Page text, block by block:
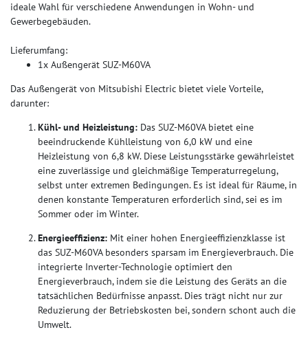
ideale Wahl für verschiedene Anwendungen in Wohn- und
Gewerbegebäuden.
Lieferumfang:
1x Außengerät SUZ-M60VA
Das Außengerät von Mitsubishi Electric bietet viele Vorteile,
darunter:
Kühl- und Heizleistung: Das SUZ-M60VA bietet eine
beeindruckende Kühlleistung von 6,0 kW und eine
Heizleistung von 6,8 kW. Diese Leistungsstärke gewährleistet
eine zuverlässige und gleichmäßige Temperaturregelung,
selbst unter extremen Bedingungen. Es ist ideal für Räume, in
denen konstante Temperaturen erforderlich sind, sei es im
Sommer oder im Winter.
Energieeffizienz: Mit einer hohen Energieeffizienzklasse ist
das SUZ-M60VA besonders sparsam im Energieverbrauch. Die
integrierte Inverter-Technologie optimiert den
Energieverbrauch, indem sie die Leistung des Geräts an die
tatsächlichen Bedürfnisse anpasst. Dies trägt nicht nur zur
Reduzierung der Betriebskosten bei, sondern schont auch die
Umwelt.